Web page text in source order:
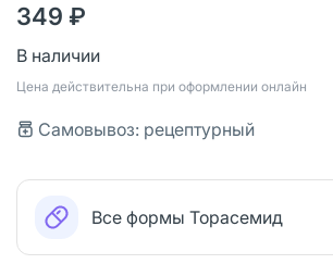
349 ₽
В наличии
Цена действительна при оформлении онлайн
Самовывоз: рецептурный
Все формы Торасемид